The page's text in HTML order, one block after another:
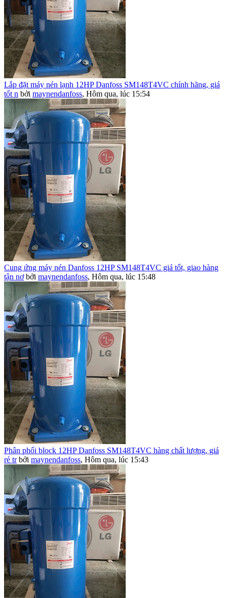
Lắp đặt máy nén lạnh 12HP Danfoss SM148T4VC chính hãng, giá
tốt n bởi maynendanfoss, Hôm qua, lúc 15:54
Cung ứng máy nén Danfoss 12HP SM148T4VC giá tốt, giao hàng
tận nơ bởi maynendanfoss, Hôm qua, lúc 15:48
Phân phối block 12HP Danfoss SM148T4VC hàng chất lượng, giá
rẻ tr bởi maynendanfoss, Hôm qua, lúc 15:43